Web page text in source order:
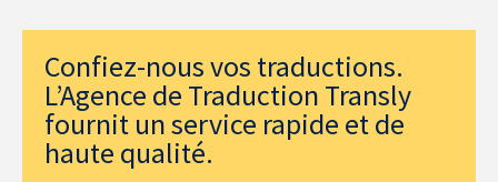
Confiez-nous vos traductions.
L’Agence de Traduction Transly
fournit un service rapide et de
haute qualité.